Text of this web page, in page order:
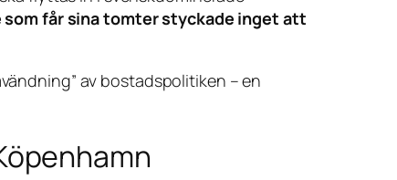
får sina tomter styckade inget att
av bostadspolitiken – en